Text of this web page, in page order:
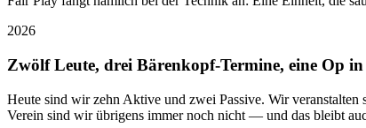
2026
Zwölf Leute, drei Bärenkopf-Termine, eine Op
Heute sind wir zehn Aktive und zwei Passive. Wir
Verein sind wir übrigens immer noch nicht — und das bleibt